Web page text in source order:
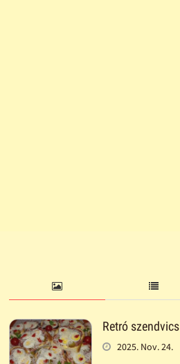
Retró szendvics
2025. Nov. 24.